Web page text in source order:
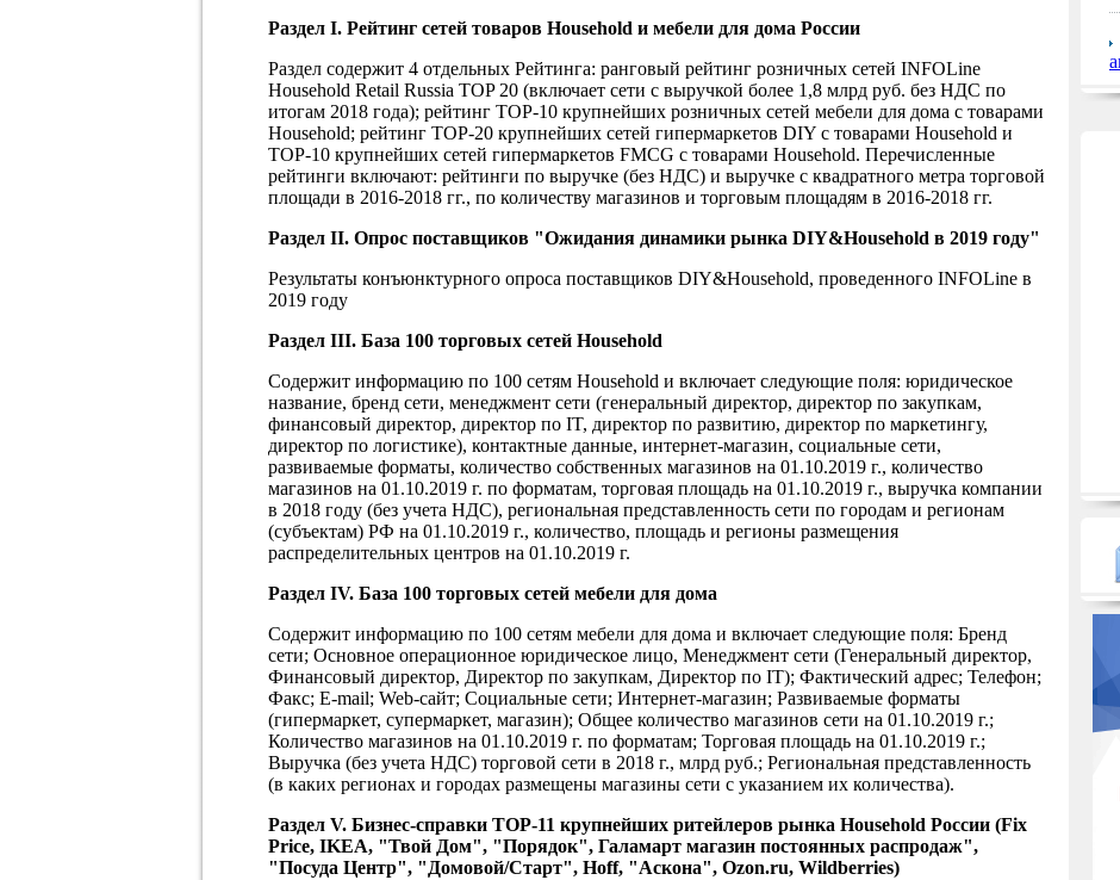
Раздел I. Рейтинг сетей товаров Household и мебели для дома России
Раздел содержит 4 отдельных Рейтинга: ранговый рейтинг розничных сетей INFOLine
Household Retail Russia TOP 20 (включает сети с выручкой более 1,8 млрд руб. без НДС по
итогам 2018 года); рейтинг TOP-10 крупнейших розничных сетей мебели для дома с товарами
Household; рейтинг TOP-20 крупнейших сетей гипермаркетов DIY с товарами Household и
TOP-10 крупнейших сетей гипермаркетов FMCG с товарами Household. Перечисленные
рейтинги включают: рейтинги по выручке (без НДС) и выручке с квадратного метра торговой
площади в 2016-2018 гг., по количеству магазинов и торговым площадям в 2016-2018 гг.
Раздел II. Опрос поставщиков "Ожидания динамики рынка DIY&Household в 2019 году"
Результаты конъюнктурного опроса поставщиков DIY&Household, проведенного INFOLine в
2019 году
Раздел III. База 100 торговых сетей Household
Содержит информацию по 100 сетям Household и включает следующие поля: юридическое
название, бренд сети, менеджмент сети (генеральный директор, директор по закупкам,
финансовый директор, директор по IT, директор по развитию, директор по маркетингу,
директор по логистике), контактные данные, интернет-магазин, социальные сети,
развиваемые форматы, количество собственных магазинов на 01.10.2019 г., количество
магазинов на 01.10.2019 г. по форматам, торговая площадь на 01.10.2019 г., выручка компании
в 2018 году (без учета НДС), региональная представленность сети по городам и регионам
(субъектам) РФ на 01.10.2019 г., количество, площадь и регионы размещения
распределительных центров на 01.10.2019 г.
Раздел IV. База 100 торговых сетей мебели для дома
Содержит информацию по 100 сетям мебели для дома и включает следующие поля: Бренд
сети; Основное операционное юридическое лицо, Менеджмент сети (Генеральный директор,
Финансовый директор, Директор по закупкам, Директор по IT); Фактический адрес; Телефон;
Факс; E-mail; Web-сайт; Социальные сети; Интернет-магазин; Развиваемые форматы
(гипермаркет, супермаркет, магазин); Общее количество магазинов сети на 01.10.2019 г.;
Количество магазинов на 01.10.2019 г. по форматам; Торговая площадь на 01.10.2019 г.;
Выручка (без учета НДС) торговой сети в 2018 г., млрд руб.; Региональная представленность
(в каких регионах и городах размещены магазины сети с указанием их количества).
Раздел V. Бизнес-справки TOP-11 крупнейших ритейлеров рынка Household России (Fix
Price, IKEA, "Твой Дом", "Порядок", Галамарт магазин постоянных распродаж",
"Посуда Центр", "Домовой/Старт", Hoff, "Аскона", Ozon.ru, Wildberries)